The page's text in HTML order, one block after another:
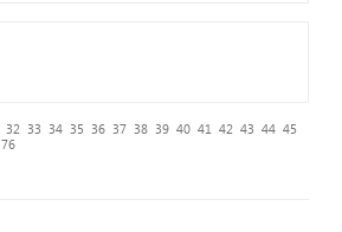
32 33 34 35 36 37 38 39 40 41 42 43 44 45
76